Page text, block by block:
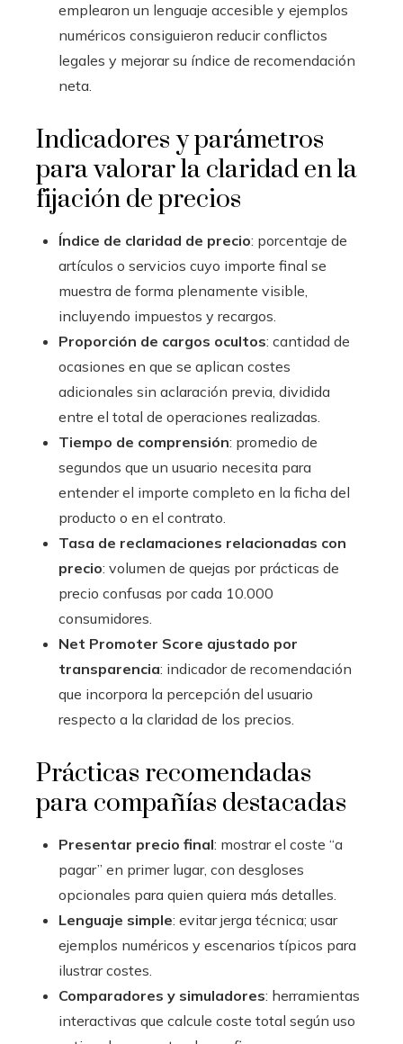
emplearon un lenguaje accesible y ejemplos
numéricos consiguieron reducir conflictos
legales y mejorar su índice de recomendación
neta.
Indicadores y parámetros
para valorar la claridad en la
fijación de precios
Índice de claridad de precio: porcentaje de
artículos o servicios cuyo importe final se
muestra de forma plenamente visible,
incluyendo impuestos y recargos.
Proporción de cargos ocultos: cantidad de
ocasiones en que se aplican costes
adicionales sin aclaración previa, dividida
entre el total de operaciones realizadas.
Tiempo de comprensión: promedio de
segundos que un usuario necesita para
entender el importe completo en la ficha del
producto o en el contrato.
Tasa de reclamaciones relacionadas con
precio: volumen de quejas por prácticas de
precio confusas por cada 10.000
consumidores.
Net Promoter Score ajustado por
transparencia: indicador de recomendación
que incorpora la percepción del usuario
respecto a la claridad de los precios.
Prácticas recomendadas
para compañías destacadas
Presentar precio final: mostrar el coste “a
pagar” en primer lugar, con desgloses
opcionales para quien quiera más detalles.
Lenguaje simple: evitar jerga técnica; usar
ejemplos numéricos y escenarios típicos para
ilustrar costes.
Comparadores y simuladores: herramientas
interactivas que calcule coste total según uso